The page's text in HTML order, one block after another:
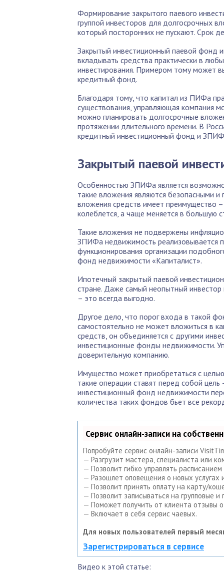
Формирование закрытого паевого
группой инвесторов для долгосрочных
который посторонних не пускают. Срок
Закрытый инвестиционный паевой фонд
вкладывать средства практически в
инвестирования. Примером тому может
кредитный фонд.
Благодаря тому, что капитал из ПИФа
существования, управляющая компания
можно планировать долгосрочные
протяжении длительного времени. В
кредитный инвестиционный фонд и
Закрытый паевой
Особенностью ЗПИФа является
такие вложения являются безопасными
вложения средств имеет преимущество
колеблется, а чаще меняется в большую
Такие вложения не подвержены
ЗПИФа недвижимость реализовывается
функционирования организации
фонд недвижимости «Капиталист».
Ипотечный закрытый паевой
стране. Даже самый неопытный
– это всегда выгодно.
Другое дело, что порог входа в такой
самостоятельно не может вложиться в
средств, он объединяется с другими
инвестиционные фонды недвижимости.
доверительную компанию.
Имущество может приобретаться с
такие операции ставят перед собой
инвестиционный фонд недвижимости
количества таких фондов бьет все
Сервис онлайн-записи на
Попробуйте сервис онлайн-записи
— Разгрузит мастера, специалиста или
— Позволит гибко управлять расписанием
— Разошлет оповещения о новых услугах
— Позволит принять оплату на карту/
— Позволит записываться на групповые
— Поможет получить от клиента отзывы
— Включает в себя сервис чаевых.
Для новых пользователей первый
Зарегистрироваться в сервисе
Видео к этой статье: